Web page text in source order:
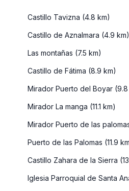
Castillo Tavizna (4.8 km)
Castillo de Aznalmara (4.9 km)
Las montañas (7.5 km)
Castillo de Fátima (8.9 km)
Mirador Puerto del Boyar (9.8
Mirador La manga (11.1 km)
Mirador Puerto de las
Puerto de las Palomas (11.9
Castillo Zahara de la Sierra
Iglesia Parroquial de Santa